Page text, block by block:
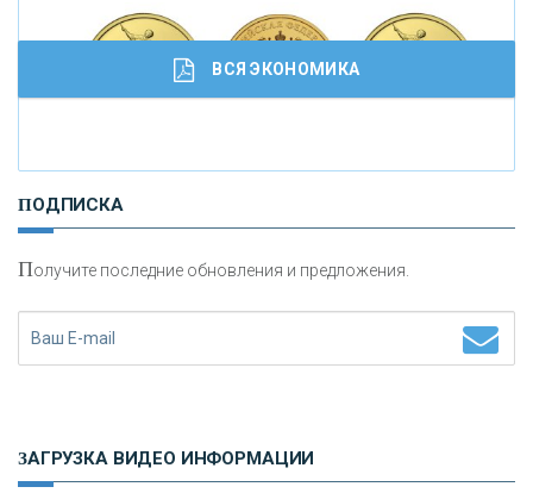
И
сохранения и увеличения капитала
ВСЯ ЭКОНОМИКА
ПОДПИСКА
Получите последние обновления и предложения.
ЗАГРУЗКА ВИДЕО ИНФОРМАЦИИ